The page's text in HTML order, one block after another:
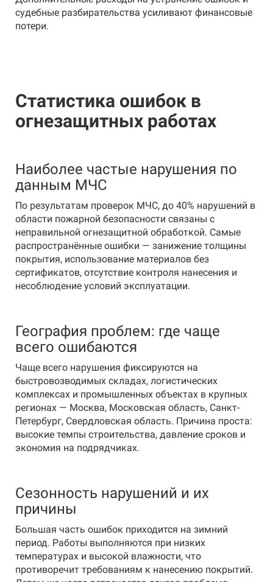
судебные разбирательства усиливают финансовые
потери.
Статистика ошибок в
огнезащитных работах
Наиболее частые нарушения по
данным МЧС
По результатам проверок МЧС, до 40% нарушений в
области пожарной безопасности связаны с
неправильной огнезащитной обработкой. Самые
распространённые ошибки — занижение толщины
покрытия, использование материалов без
сертификатов, отсутствие контроля нанесения и
несоблюдение условий эксплуатации.
География проблем: где чаще
всего ошибаются
Чаще всего нарушения фиксируются на
быстровозводимых складах, логистических
комплексах и промышленных объектах в крупных
регионах — Москва, Московская область, Санкт-
Петербург, Свердловская область. Причина проста:
высокие темпы строительства, давление сроков и
экономия на подрядчиках.
Сезонность нарушений и их
причины
Большая часть ошибок приходится на зимний
период. Работы выполняются при низких
температурах и высокой влажности, что
противоречит требованиям к нанесению покрытий.